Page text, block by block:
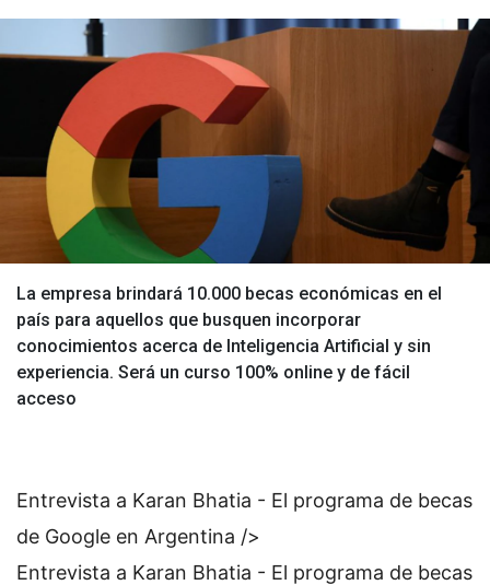
La empresa brindará 10.000 becas económicas en el
país para aquellos que busquen incorporar
conocimientos acerca de Inteligencia Artificial y sin
experiencia. Será un curso 100% online y de fácil
acceso
Entrevista a Karan Bhatia - El programa de becas
de Google en Argentina />
Entrevista a Karan Bhatia - El programa de becas